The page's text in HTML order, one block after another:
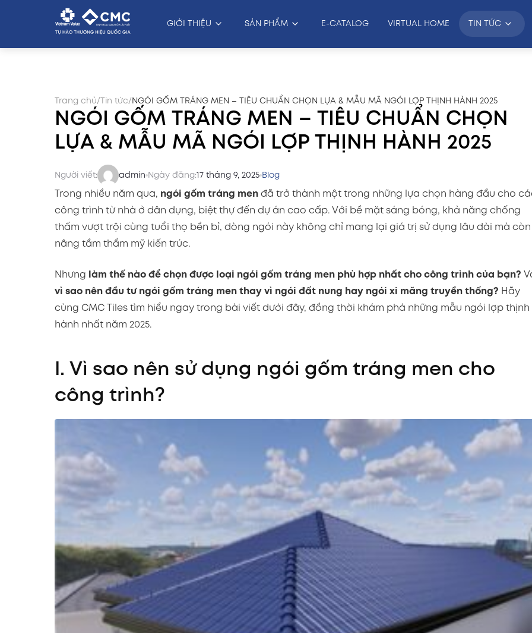
GIỚI THIỆU SẢN PHẨM E-CATALOG VIRTUAL HOME TIN TỨC
Trang chủ/ Tin tức/ NGÓI GỐM TRÁNG MEN – TIÊU CHUẨN CHỌN LỰA & MẪU MÃ NGÓI LỢP THỊNH HÀNH 2025
NGÓI GỐM TRÁNG MEN – TIÊU CHUẨN CHỌN
LỰA & MẪU MÃ NGÓI LỢP THỊNH HÀNH 2025
Người viết: admin Ngày đăng:17 tháng 9, 2025 Blog
Trong nhiều năm qua, ngói gốm tráng men đã trở thành một trong những lựa chọn hàng đầu cho
công trình từ nhà ở dân dụng, biệt thự đến dự án cao cấp. Với bề mặt sáng bóng, khả năng chống
thấm vượt trội cùng tuổi thọ bền bỉ, dòng ngói này không chỉ mang lại giá trị sử dụng lâu dài mà còn
nâng tầm thẩm mỹ kiến trúc.
Nhưng làm thế nào để chọn được loại ngói gốm tráng men phù hợp nhất cho công trình của bạn?
vì sao nên đầu tư ngói gốm tráng men thay vì ngói đất nung hay ngói xi măng truyền thống? Hãy
cùng CMC Tiles tìm hiểu ngay trong bài viết dưới đây, đồng thời khám phá những mẫu ngói lợp thịnh
hành nhất năm 2025.
I. Vì sao nên sử dụng ngói gốm tráng men cho
công trình?